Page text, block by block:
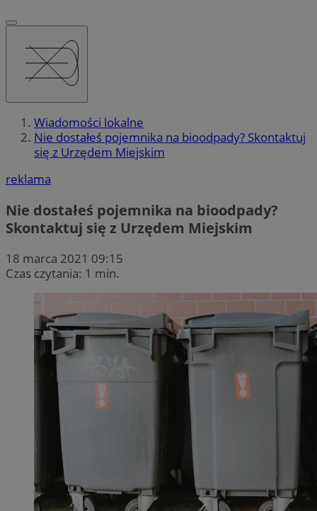
Wiadomości lokalne
Nie dostałeś pojemnika na bioodpady? Skontaktuj
się z Urzędem Miejskim
reklama
Nie dostałeś pojemnika na bioodpady?
Skontaktuj się z Urzędem Miejskim
18 marca 2021 09:15
Czas czytania: 1 min.